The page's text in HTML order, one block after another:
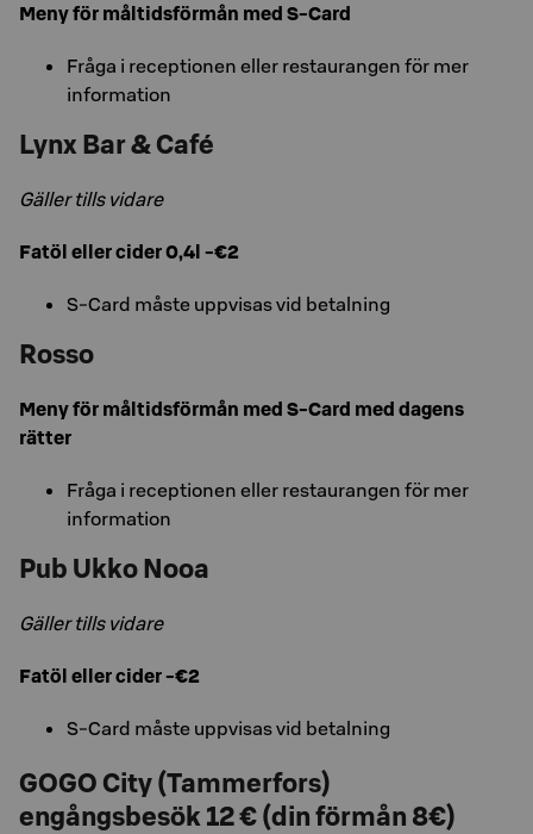
Meny för måltidsförmån med S-Card
Fråga i receptionen eller restaurangen för mer
information
Lynx Bar & Café
Gäller tills vidare
Fatöl eller cider 0,4l -€2
S-Card måste uppvisas vid betalning
Rosso
Meny för måltidsförmån med S-Card med dagens
rätter
Fråga i receptionen eller restaurangen för mer
information
Pub Ukko Nooa
Gäller tills vidare
Fatöl eller cider -€2
S-Card måste uppvisas vid betalning
GOGO City (Tammerfors)
engångsbesök 12 € (din förmån 8€)